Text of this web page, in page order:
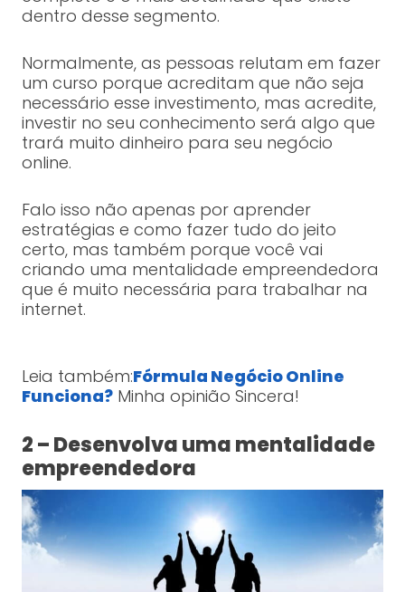
dentro desse segmento.
Normalmente, as pessoas relutam em fazer
um curso porque acreditam que não seja
necessário esse investimento, mas acredite,
investir no seu conhecimento será algo que
trará muito dinheiro para seu negócio
online.
Falo isso não apenas por aprender
estratégias e como fazer tudo do jeito
certo, mas também porque você vai
criando uma mentalidade empreendedora
que é muito necessária para trabalhar na
internet.
Leia também:Fórmula Negócio Online
Funciona?Minha opinião Sincera!
2 – Desenvolva uma mentalidade
empreendedora